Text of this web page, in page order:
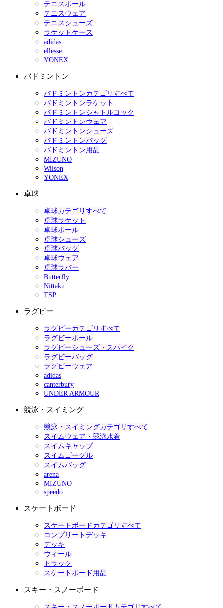
テニスボール
テニスウェア
テニスシューズ
ラケットケース
adidas
ellesse
YONEX
バドミントン
バドミントンカテゴリすべて
バドミントンラケット
バドミントンシャトルコック
バドミントンウェア
バドミントンシューズ
バドミントンバッグ
バドミントン用品
MIZUNO
Wilson
YONEX
卓球
卓球カテゴリすべて
卓球ラケット
卓球ボール
卓球シューズ
卓球バッグ
卓球ウェア
卓球ラバー
Butterfly
Nittaku
TSP
ラグビー
ラグビーカテゴリすべて
ラグビーボール
ラグビーシューズ・スパイク
ラグビーバッグ
ラグビーウェア
adidas
canterbury
UNDER ARMOUR
競泳・スイミング
競泳・スイミングカテゴリすべて
スイムウェア・競泳水着
スイムキャップ
スイムゴーグル
スイムバッグ
arena
MIZUNO
speedo
スケートボード
スケートボードカテゴリすべて
コンプリートデッキ
デッキ
ウィール
トラック
スケートボード用品
スキー・スノーボード